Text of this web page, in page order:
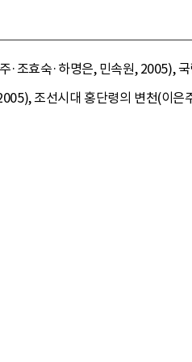
조효숙·하명은, 민속원, 2005),
조선시대 홍단령의 변천(이